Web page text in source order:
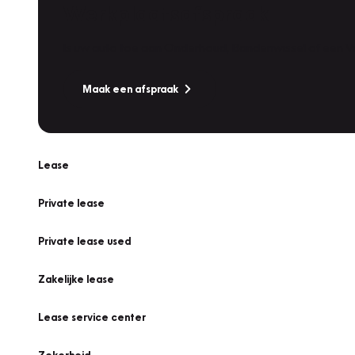
Maak een afspraak
Lease
Private lease
Private lease used
Zakelijke lease
Lease service center